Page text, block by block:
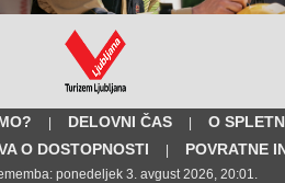
| DELOVNI ČAS |
O
O DOSTOPNOSTI | POVRATNE
ponedeljek 3. avgust 2026, 20:01.